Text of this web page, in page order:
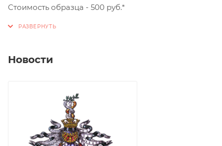
Стоимость образца - 500 руб.*
Новости